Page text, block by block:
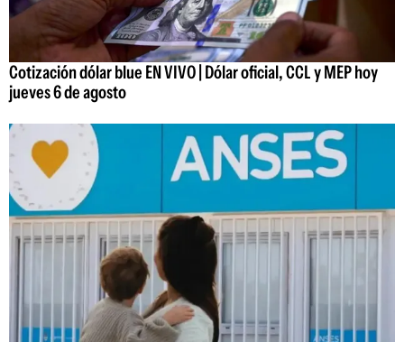
Cotización dólar blue EN VIVO | Dólar oficial, CCL y MEP hoy
jueves 6 de agosto